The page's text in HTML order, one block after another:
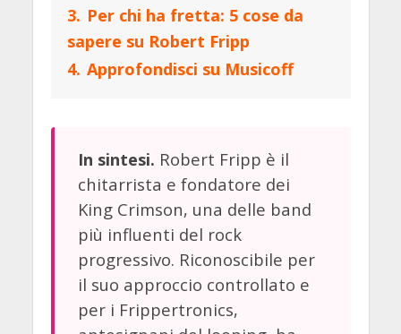
3. Per chi ha fretta: 5 cose da
sapere su Robert Fripp
4. Approfondisci su Musicoff
In sintesi. Robert Fripp è il
chitarrista e fondatore dei
King Crimson, una delle band
più influenti del rock
progressivo. Riconoscibile per
il suo approccio controllato e
per i Frippertronics,